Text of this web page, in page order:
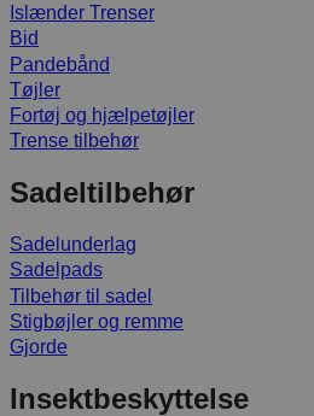
Islænder Trenser
Bid
Pandebånd
Tøjler
Fortøj og hjælpetøjler
Trense tilbehør
Sadeltilbehør
Sadelunderlag
Sadelpads
Tilbehør til sadel
Stigbøjler og remme
Gjorde
Insektbeskyttelse